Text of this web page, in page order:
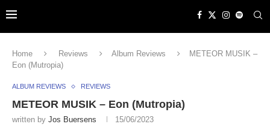
Home Reviews Album Reviews
METEOR MUSIK –
Eon (Mutropia)
ALBUM REVIEWS REVIEWS
METEOR MUSIK – Eon (Mutropia)
written by Jos Buersens 15/06/2023